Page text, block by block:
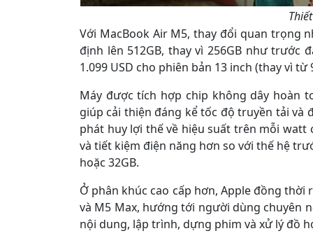
Với MacBook Air M5, thay đổi quan trọng
định lên 512GB, thay vì 256GB như trước
1.099 USD cho phiên bản 13 inch (thay vì từ
Máy được tích hợp chip không dây hoàn
giúp cải thiện đáng kể tốc độ truyền tải và
phát huy lợi thế về hiệu suất trên mỗi watt
và tiết kiệm điện năng hơn so với thế hệ
hoặc 32GB.
Ở phân khúc cao cấp hơn, Apple đồng
và M5 Max, hướng tới người dùng chuyên
nội dung, lập trình, dựng phim và xử lý đồ